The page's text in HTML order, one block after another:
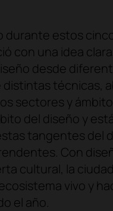
durante estos
con una idea
desde
técnicas,
sectores y
del diseño y
tangentes del
Con
cultural, la
vivo y
el año.